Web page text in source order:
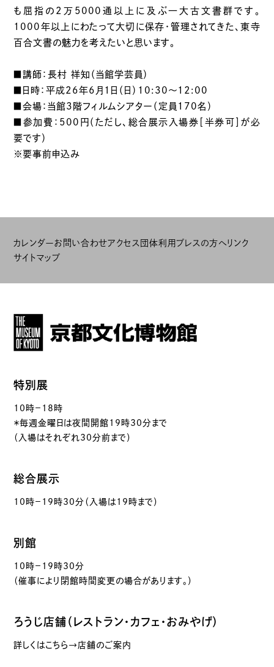
も屈指の2万5000通以上に及ぶ一大古文書群です。
1000年以上にわたって大切に保存・管理されてきた、東寺
百合文書の魅力を考えたいと思います。
■講師：長村 祥知（当館学芸員）
■日時：平成26年6月1日（日）10:30～12:00
■会場：当館3階フィルムシアター（定員170名）
■参加費：500円（ただし、総合展示入場券［半券可］が必
要です）
※要事前申込み
カレンダーお問い合わせアクセス 団体利用 プレスの方へリンク
サイトマップ
特別展
10時－18時
＊毎週金曜日は夜間開館19時30分まで
（入場はそれぞれ30分前まで）
総合展示
10時－19時30分（入場は19時まで）
別館
10時－19時30分
（催事により閉館時間変更の場合があります。）
ろうじ店舗（レストラン・カフェ・おみやげ）
詳しくはこちら→店舗のご案内